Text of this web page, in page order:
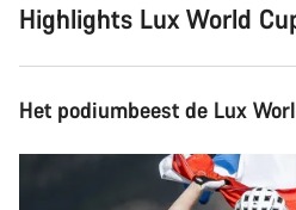
Highlights Lux World
Het podiumbeest de Lux